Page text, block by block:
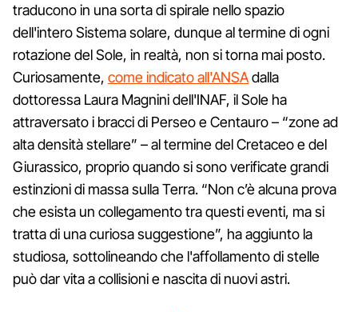
traducono in una sorta di spirale nello spazio
dell'intero Sistema solare, dunque al termine di ogni
rotazione del Sole, in realtà, non si torna mai posto.
Curiosamente, come indicato all'ANSAdalla
dottoressa Laura Magnini dell'INAF, il Sole ha
attraversato i bracci di Perseo e Centauro – “zone ad
alta densità stellare” – al termine del Cretaceo e del
Giurassico, proprio quando si sono verificate grandi
estinzioni di massa sulla Terra. “Non c’è alcuna prova
che esista un collegamento tra questi eventi, ma si
tratta di una curiosa suggestione”, ha aggiunto la
studiosa, sottolineando che l'affollamento di stelle
può dar vita a collisioni e nascita di nuovi astri.